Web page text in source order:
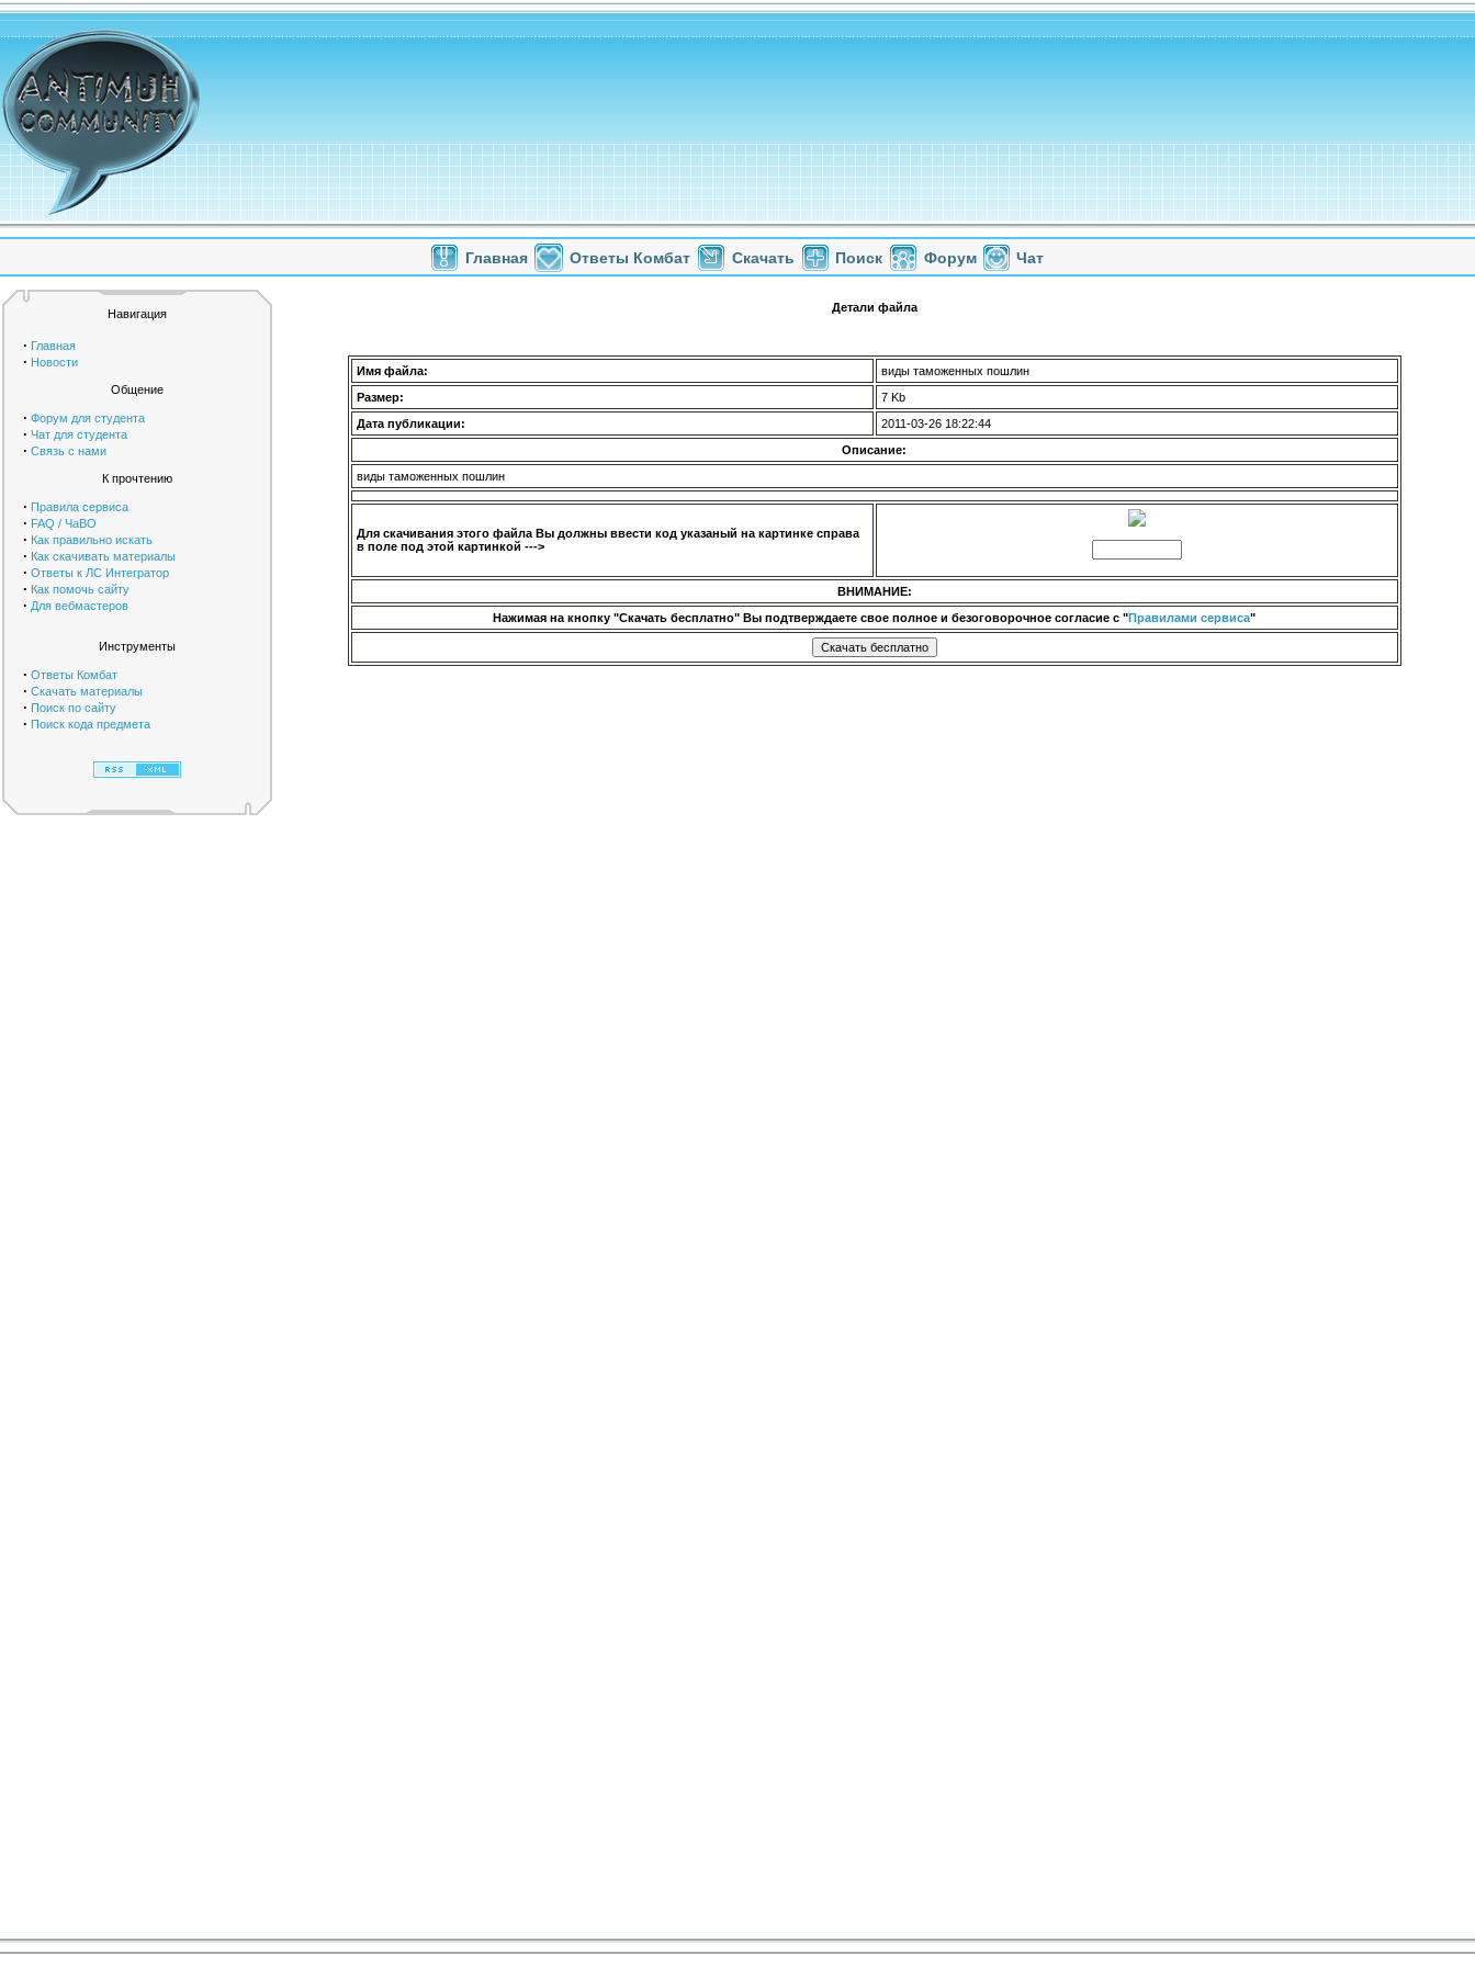
Главная Ответы Комбат Скачать Поиск Форум Чат
Навигация
· Главная
· Новости
Общение
· Форум для студента
· Чат для студента
· Связь с нами
К прочтению
· Правила сервиса
· FAQ / ЧаВО
· Как правильно искать
· Как скачивать материалы
· Ответы к ЛС Интегратор
· Как помочь сайту
· Для вебмастеров
Инструменты
· Ответы Комбат
· Скачать материалы
· Поиск по сайту
· Поиск кода предмета
Детали файла
Имя файла:
виды таможенных пошлин
Размер:
7 Kb
Дата публикации:
2011-03-26 18:22:44
Описание:
виды таможенных пошлин
Для скачивания этого файла Вы должны ввести код указаный на картинке справа
в поле под этой картинкой --->
ВНИМАНИЕ:
Нажимая на кнопку "Скачать бесплатно" Вы подтверждаете свое полное и безоговорочное согласие с "Правилами сервиса"